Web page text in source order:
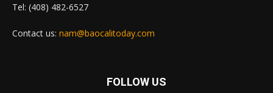
Tel: (408) 482-6527
Contact us: nam@baocalitoday.com
FOLLOW US